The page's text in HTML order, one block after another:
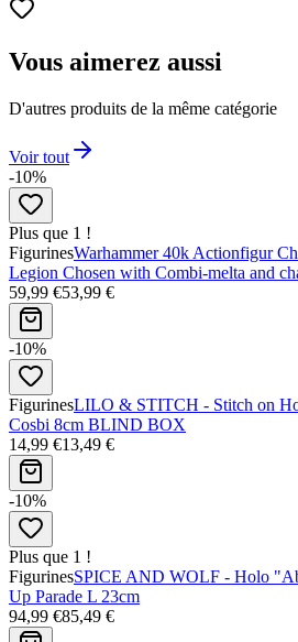
Vous aimerez aussi
D'autres produits de la même catégorie
Voir tout
-10%
Plus que 1 !
FigurinesWarhammer 40k Actionfigur
Legion Chosen with Combi-melta and
59,99 €53,99 €
-10%
FigurinesLILO & STITCH - Stitch on
Cosbi 8cm BLIND BOX
14,99 €13,49 €
-10%
Plus que 1 !
FigurinesSPICE AND WOLF - Holo
Up Parade L 23cm
94,99 €85,49 €